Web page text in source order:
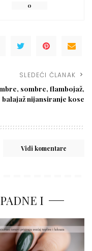
0
SLEDEĆI ČLANAK
sombre, flambojaž,
balajaž nijansiranje kose
Vidi komentare
I